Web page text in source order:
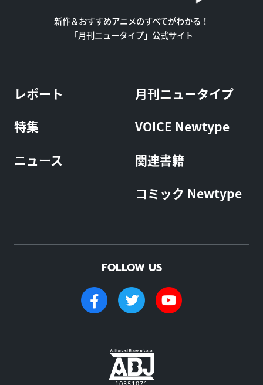
新作＆おすすめアニメのすべてがわかる！
「月刊ニュータイプ」公式サイト
レポート
特集
ニュース
月刊ニュータイプ
VOICE Newtype
関連書籍
コミック Newtype
FOLLOW US